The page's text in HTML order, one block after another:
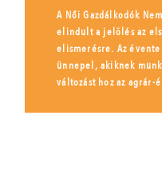
A Női Gazdálkodók
elindult a jelölés az
elismerésre. Az
ünnepel, akiknek
változást hoz az